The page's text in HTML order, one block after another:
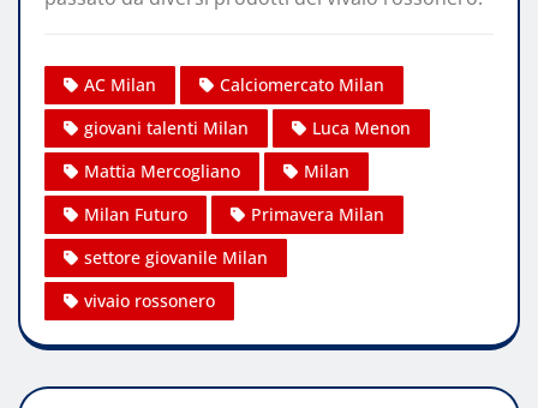
AC Milan
Calciomercato Milan
giovani talenti Milan
Luca Menon
Mattia Mercogliano
Milan
Milan Futuro
Primavera Milan
settore giovanile Milan
vivaio rossonero